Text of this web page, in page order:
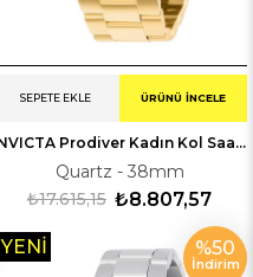
INVICTA Prodiver Kadın Kol Saati 238480
Quartz - 38mm
₺8.807,57
₺17.615,15
SEPETE EKLE ÜRÜNÜ İNCELE
%50
İndirim
YENI